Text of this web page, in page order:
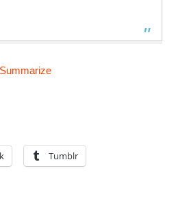
Tumblr